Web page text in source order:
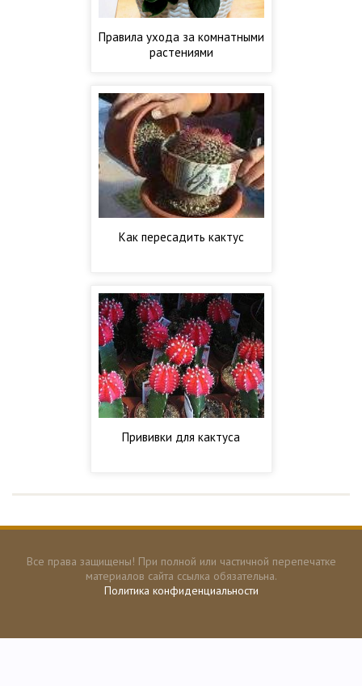
Правила ухода за комнатными
растениями
Как пересадить кактус
Прививки для кактуса
Все права защищены! При полной или частичной перепечатке
материалов сайта ссылка обязательна.
Политика конфиденциальности